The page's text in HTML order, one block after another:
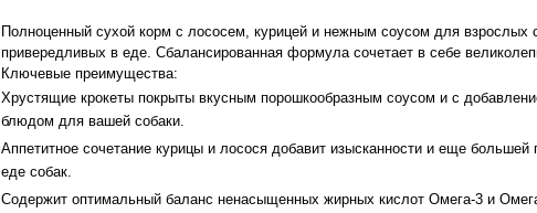
Полноценный сухой корм с лососем, курицей и нежным соусом для взрослых
привередливых в еде. Сбалансированная формула сочетает в себе
Ключевые преимущества:
Хрустящие крокеты покрыты вкусным порошкообразным соусом и с
блюдом для вашей собаки.
Аппетитное сочетание курицы и лосося добавит изысканности и еще
еде собак.
Содержит оптимальный баланс ненасыщенных жирных кислот Омега-3 и